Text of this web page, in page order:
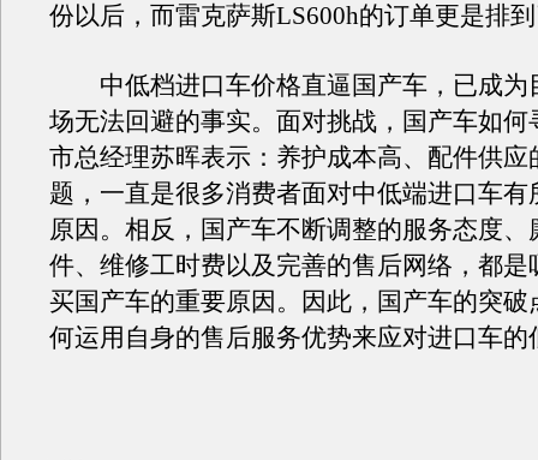
份以后，而雷克萨斯LS600h的订单更是排
中低档进口车价格直逼国产车，已成为
场无法回避的事实。面对挑战，国产车如何
市总经理苏晖表示：养护成本高、配件供应
题，一直是很多消费者面对中低端进口车有
原因。相反，国产车不断调整的服务态度、
件、维修工时费以及完善的售后网络，都是
买国产车的重要原因。因此，国产车的突破
何运用自身的售后服务优势来应对进口车的